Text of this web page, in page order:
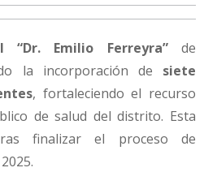
“Dr. Emilio Ferreyra”de
la incorporación de siete
, fortaleciendo el recurso
de salud del distrito. Esta
finalizar el proceso de